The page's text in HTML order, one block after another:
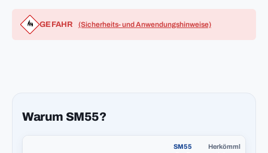
GEFAHR (Sicherheits- und Anwendungshinweise)
Warum SM55?
SM55
Herkömml